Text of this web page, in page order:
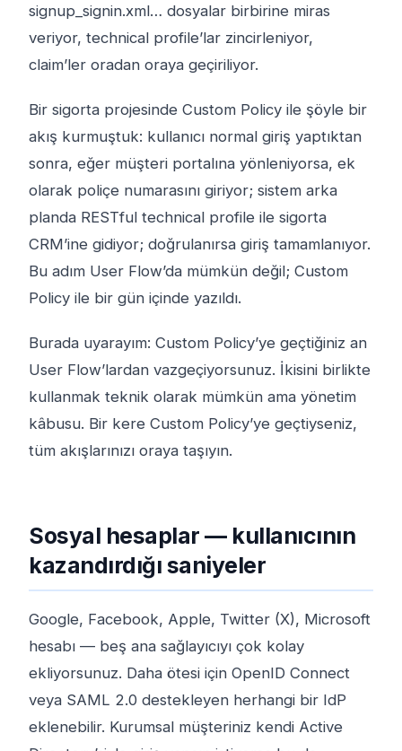
signup_signin.xml… dosyalar birbirine miras
veriyor, technical profile’lar zincirleniyor,
claim’ler oradan oraya geçiriliyor.
Bir sigorta projesinde Custom Policy ile şöyle bir
akış kurmuştuk: kullanıcı normal giriş yaptıktan
sonra, eğer müşteri portalına yönleniyorsa, ek
olarak poliçe numarasını giriyor; sistem arka
planda RESTful technical profile ile sigorta
CRM’ine gidiyor; doğrulanırsa giriş tamamlanıyor.
Bu adım User Flow’da mümkün değil; Custom
Policy ile bir gün içinde yazıldı.
Burada uyarayım: Custom Policy’ye geçtiğiniz an
User Flow’lardan vazgeçiyorsunuz. İkisini birlikte
kullanmak teknik olarak mümkün ama yönetim
kâbusu. Bir kere Custom Policy’ye geçtiyseniz,
tüm akışlarınızı oraya taşıyın.
Sosyal hesaplar — kullanıcının
kazandırdığı saniyeler
Google, Facebook, Apple, Twitter (X), Microsoft
hesabı — beş ana sağlayıcıyı çok kolay
ekliyorsunuz. Daha ötesi için OpenID Connect
veya SAML 2.0 destekleyen herhangi bir IdP
eklenebilir. Kurumsal müşteriniz kendi Active